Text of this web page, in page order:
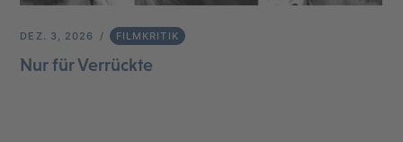
DEZ. 3, 2026 FILMKRITIK
Nur für Verrückte